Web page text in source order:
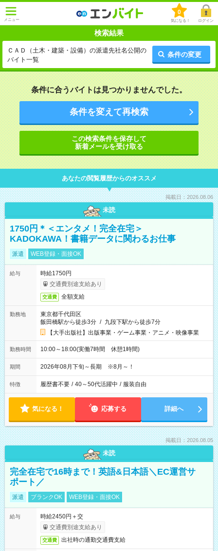
メニュー
0
気になる！ ログイン
検索結果
ＣＡＤ（土木・建築・設備）の派遣先社名公開の
バイト一覧
条件の変更
条件に合うバイトは見つかりませんでした。
条件を変えて再検索
この検索条件を保存して
新着メールを受け取る
あなたの閲覧履歴からのオススメ
掲載日：2026.08.06
未読
1750円＊＜エンタメ！完全在宅＞
KADOKAWA！書籍データに関わるお仕事
派遣 WEB登録・面接OK
給与
時給1750円
交通費別途支給あり
交通費 全額支給
勤務地
東京都千代田区
飯田橋駅から徒歩3分 / 九段下駅から徒歩7分
【大手出版社】出版事業・ゲーム事業・アニメ・映像事業
勤務時間 10:00～18:00(実働7時間 休憩1時間)
期間 2026年08月下旬～長期 ※8月～！
特徴 履歴書不要 / 40～50代活躍中 / 服装自由
気になる！ 応募する 詳細へ
掲載日：2026.08.05
未読
完全在宅で16時まで！英語&日本語＼EC運営サ
ポート／
派遣 ブランクOK WEB登録・面接OK
給与
時給2450円＋交
交通費別途支給あり
交通費 出社時の通勤交通費支給